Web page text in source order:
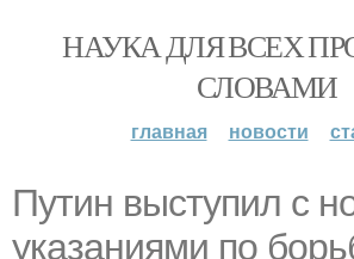
НАУКА ДЛЯ ВСЕХ
СЛОВАМИ
главная новости
Путин выступил с
указаниями по